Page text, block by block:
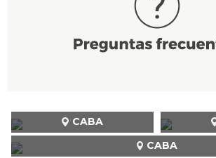
CABA
CABA